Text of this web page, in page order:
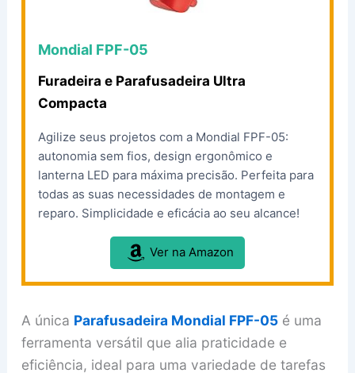
Mondial FPF-05
Furadeira e Parafusadeira Ultra
Compacta
Agilize seus projetos com a Mondial FPF-05:
autonomia sem fios, design ergonômico e
lanterna LED para máxima precisão. Perfeita para
todas as suas necessidades de montagem e
reparo. Simplicidade e eficácia ao seu alcance!
Ver na Amazon
A única Parafusadeira Mondial FPF-05é uma
ferramenta versátil que alia praticidade e
eficiência, ideal para uma variedade de tarefas